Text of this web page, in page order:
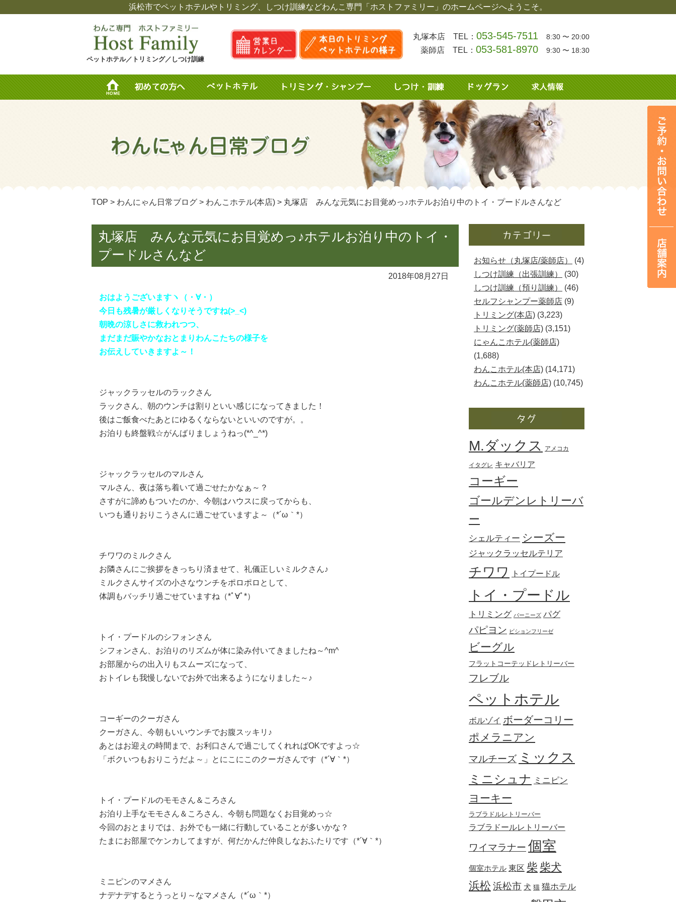
浜松市でペットホテルやトリミング、しつけ訓練などわんこ専門「ホストファミリー」のホームページへようこそ。
ペットホテル／トリミング／しつけ訓練
丸塚本店 TEL： 053-545-7511 8:30 〜 20:00
薬師店 TEL： 053-581-8970 9:30 〜 18:30
TOP > わんにゃん日常ブログ > わんこホテル(本店) > 丸塚店 みんな元気にお目覚めっ♪ホテルお泊り中のトイ・プードルさんなど
お知らせ（丸塚店/薬師店）
(4)
しつけ訓練（出張訓練）
(30)
しつけ訓練（預り訓練）
(46)
セルフシャンプー薬師店 (9)
トリミング(本店) (3,223)
トリミング(薬師店) (3,151)
にゃんこホテル(薬師店)
(1,688)
わんこホテル(本店) (14,171)
わんこホテル(薬師店) (10,745)
M.ダックス アメコカ
イタグレ キャバリア
コーギー
ゴールデンレトリーバ
ー
シェルティー シーズー
ジャックラッセルテリア
チワワ トイプードル
トイ・プードル
トリミング バーニーズ パグ
パピヨン ビションフリーゼ
ビーグル
フラットコーテッドレトリーバー
フレブル
ペットホテル
ボルゾイ ボーダーコリー
ポメラニアン
マルチーズ ミックス
ミニシュナ ミニピン
ヨーキー
ラブラドルレトリーバー
ラブラドールレトリーバー
ワイマラナー 個室
個室ホテル 東区 柴 柴犬
浜松 浜松市 犬 猫 猫ホテル
丸塚店 みんな元気にお目覚めっ♪ホテルお泊り中のトイ・
プードルさんなど
2018年08月27日
おはようございますヽ（・∀・）ゝ
今日も残暑が厳しくなりそうですね(>_<)
朝晩の涼しさに救われつつ、
まだまだ賑やかなおとまりわんこたちの様子を
お伝えしていきますよ～！
ジャックラッセルのラックさん
ラックさん、朝のウンチは割りといい感じになってきました！
後はご飯食べたあとにゆるくならないといいのですが。。
お泊りも終盤戦☆がんばりましょうねっ(*^_^*)
ジャックラッセルのマルさん
マルさん、夜は落ち着いて過ごせたかなぁ～？
さすがに諦めもついたのか、今朝はハウスに戻ってからも、
いつも通りおりこうさんに過ごせていますよ～（*´ω｀*）
チワワのミルクさん
お隣さんにご挨拶をきっちり済ませて、礼儀正しいミルクさん♪
ミルクさんサイズの小さなウンチをポロポロとして、
体調もバッチリ過ごせていますね（*ﾟ∀ﾟ*）
トイ・プードルのシフォンさん
シフォンさん、お泊りのリズムが体に染み付いてきましたね～^m^
お部屋からの出入りもスムーズになって、
おトイレも我慢しないでお外で出来るようになりました～♪
コーギーのクーガさん
クーガさん、今朝もいいウンチでお腹スッキリ♪
あとはお迎えの時間まで、お利口さんで過ごしてくれればOKですよっ☆
「ボクいつもおりこうだよ～」とにこにこのクーガさんです（*´∀｀*）
トイ・プードルのモモさん＆ころさん
お泊り上手なモモさん＆ころさん、今朝も問題なくお目覚めっ☆
今回のおとまりでは、お外でも一緒に行動していることが多いかな？
たまにお部屋でケンカしてますが、何だかんだ仲良しなおふたりです（*´∀｀*）
ミニピンのマメさん
ナデナデするとうっとり～なマメさん（*´ω｀*）